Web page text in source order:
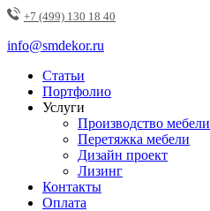
+7 (499) 130 18 40
info@smdekor.ru
Статьи
Портфолио
Услуги
Производство мебели
Перетяжка мебели
Дизайн проект
Лизинг
Контакты
Оплата